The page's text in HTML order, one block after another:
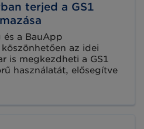
terjed a GS1
és a BauApp
az idei
is megkezdheti a GS1
használatát, elősegítve
és átláthatóbb
elérése érdekében,